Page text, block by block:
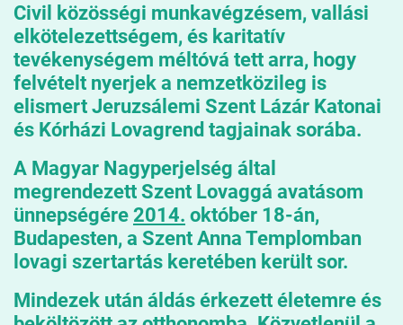
Civil közösségi munkavégzésem, vallási
elkötelezettségem, és karitatív
tevékenységem méltóvá tett arra, hogy
felvételt nyerjek a nemzetközileg is
elismert Jeruzsálemi Szent Lázár Katonai
és Kórházi Lovagrend tagjainak sorába.
A Magyar Nagyperjelség által
megrendezett Szent Lovaggá avatásom
ünnepségére2014. október 18-án,
Budapesten, a Szent Anna Templomban
lovagi szertartás keretében került sor.
Mindezek után áldás érkezett életemre és